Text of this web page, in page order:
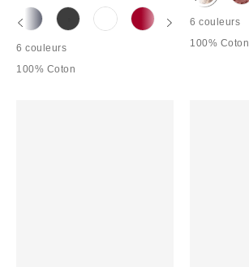
6 couleurs
100% Coton
6 couleurs
100% Coton